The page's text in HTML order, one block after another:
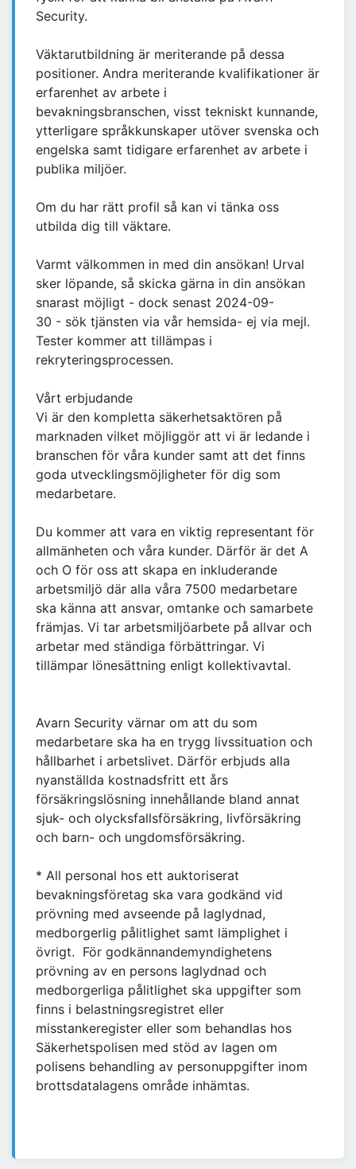
Security.
Väktarutbildning är meriterande på dessa
positioner. Andra meriterande kvalifikationer är
erfarenhet av arbete i
bevakningsbranschen, visst tekniskt kunnande,
ytterligare språkkunskaper utöver svenska och
engelska samt tidigare erfarenhet av arbete i
publika miljöer.
Om du har rätt profil så kan vi tänka oss
utbilda dig till väktare.
Varmt välkommen in med din ansökan! Urval
sker löpande, så skicka gärna in din ansökan
snarast möjligt - dock senast 2024-09-
30 - sök tjänsten via vår hemsida- ej via mejl.
Tester kommer att tillämpas i
rekryteringsprocessen.
Vårt erbjudande
Vi är den kompletta säkerhetsaktören på
marknaden vilket möjliggör att vi är ledande i
branschen för våra kunder samt att det finns
goda utvecklingsmöjligheter för dig som
medarbetare.
Du kommer att vara en viktig representant för
allmänheten och våra kunder. Därför är det A
och O för oss att skapa en inkluderande
arbetsmiljö där alla våra 7500 medarbetare
ska känna att ansvar, omtanke och samarbete
främjas. Vi tar arbetsmiljöarbete på allvar och
arbetar med ständiga förbättringar. Vi
tillämpar lönesättning enligt kollektivavtal.
Avarn Security värnar om att du som
medarbetare ska ha en trygg livssituation och
hållbarhet i arbetslivet. Därför erbjuds alla
nyanställda kostnadsfritt ett års
försäkringslösning innehållande bland annat
sjuk- och olycksfallsförsäkring, livförsäkring
och barn- och ungdomsförsäkring.
* All personal hos ett auktoriserat
bevakningsföretag ska vara godkänd vid
prövning med avseende på laglydnad,
medborgerlig pålitlighet samt lämplighet i
övrigt. För godkännandemyndighetens
prövning av en persons laglydnad och
medborgerliga pålitlighet ska uppgifter som
finns i belastningsregistret eller
misstankeregister eller som behandlas hos
Säkerhetspolisen med stöd av lagen om
polisens behandling av personuppgifter inom
brottsdatalagens område inhämtas.